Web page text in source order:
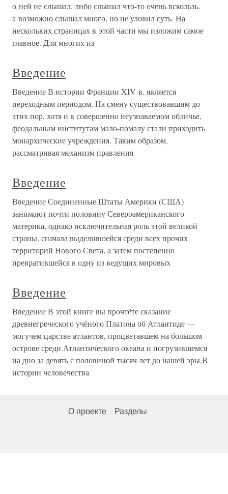
о ней не слышал, либо слышал что-то очень вскользь,
а возможно слышал много, но не уловил суть. На
нескольких страницах в этой части мы изложим самое
главное. Для многих из
Введение
Введение В истории Франции XIV в. является
переходным периодом. На смену существовавшим до
этих пор, хотя и в совершенно неузнаваемом обличье,
феодальным институтам мало-помалу стали приходить
монархические учреждения. Таким образом,
рассматривая механизм правления
Введение
Введение Соединенные Штаты Америки (США)
занимают почти половину Североамериканского
материка, однако исключительная роль этой великой
страны, сначала выделившейся среди всех прочих
территорий Нового Света, а затем постепенно
превратившейся в одну из ведущих мировых
Введение
Введение В этой книге вы прочтёте сказание
древнегреческого учёного Платона об Атлантиде —
могучем царстве атлантов, процветавшем на большом
острове среди Атлантического океана и погрузившемся
на дно за девять с половиной тысяч лет до нашей эры.В
истории человечества
О проекте Разделы